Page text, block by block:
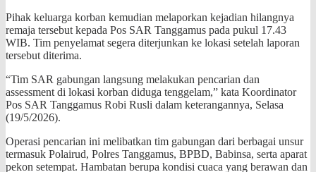
Pihak keluarga korban kemudian melaporkan kejadian hilangnya
remaja tersebut kepada Pos SAR Tanggamus pada pukul 17.43
WIB. Tim penyelamat segera diterjunkan ke lokasi setelah laporan
tersebut diterima.
“Tim SAR gabungan langsung melakukan pencarian dan
assessment di lokasi korban diduga tenggelam,” kata Koordinator
Pos SAR Tanggamus Robi Rusli dalam keterangannya, Selasa
(19/5/2026).
Operasi pencarian ini melibatkan tim gabungan dari berbagai unsur
termasuk Polairud, Polres Tanggamus, BPBD, Babinsa, serta aparat
pekon setempat. Hambatan berupa kondisi cuaca yang berawan dan